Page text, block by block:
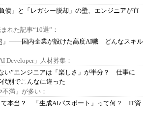
債」と「レガシー脱却」の壁、エンジニアが直
れた記事“10選”：
」――国内企業が設けた高度AI職 どんなスキル
Developer」人材募集：
い”エンジニアは「楽しさ」が半分？ 仕事に
代別でこんなに違った
満」が多い：
て本当？ 「生成AIパスポート」って何？ IT資